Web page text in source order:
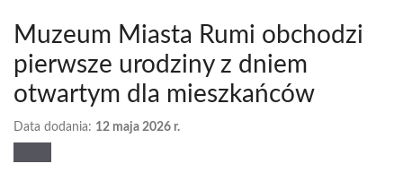
Muzeum Miasta Rumi obchodzi
pierwsze urodziny z dniem
otwartym dla mieszkańców
Data dodania: 12 maja 2026 r.